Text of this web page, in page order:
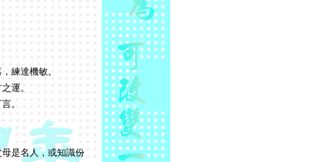
練達機敏。
運。
。
是名人，或知識份